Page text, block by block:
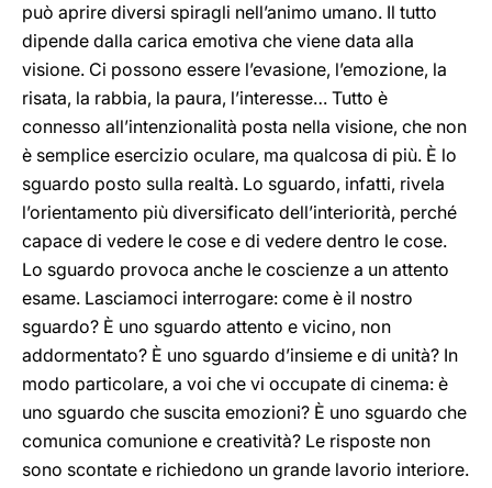
può aprire diversi spiragli nell’animo umano. Il tutto
dipende dalla carica emotiva che viene data alla
visione. Ci possono essere l’evasione, l’emozione, la
risata, la rabbia, la paura, l’interesse… Tutto è
connesso all’intenzionalità posta nella visione, che non
è semplice esercizio oculare, ma qualcosa di più. È lo
sguardo posto sulla realtà. Lo sguardo, infatti, rivela
l’orientamento più diversificato dell’interiorità, perché
capace di vedere le cose e di vedere dentro le cose.
Lo sguardo provoca anche le coscienze a un attento
esame. Lasciamoci interrogare: come è il nostro
sguardo? È uno sguardo attento e vicino, non
addormentato? È uno sguardo d’insieme e di unità? In
modo particolare, a voi che vi occupate di cinema: è
uno sguardo che suscita emozioni? È uno sguardo che
comunica comunione e creatività? Le risposte non
sono scontate e richiedono un grande lavorio interiore.